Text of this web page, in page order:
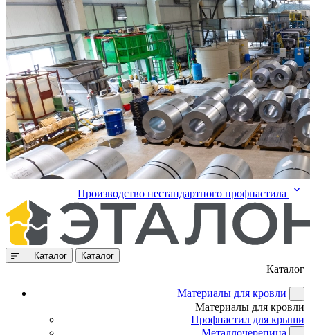
Производство нестандартного профнастила
Каталог Каталог
Каталог
Материалы для кровли
Материалы для кровли
Профнастил для крыши
Металлочерепица